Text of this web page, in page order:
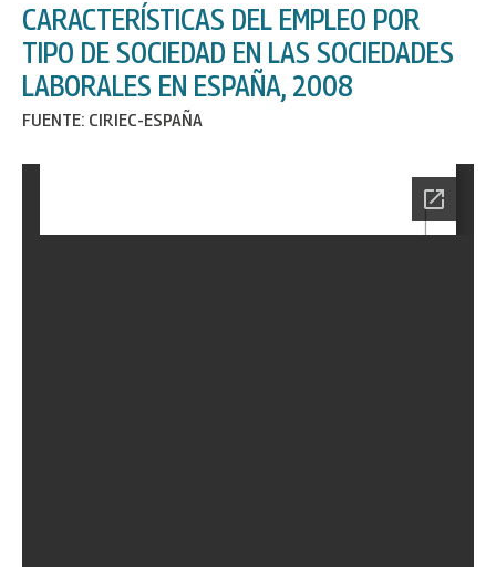
CARACTERÍSTICAS DEL EMPLEO POR
TIPO DE SOCIEDAD EN LAS SOCIEDADES
LABORALES EN ESPAÑA, 2008
FUENTE: CIRIEC-ESPAÑA